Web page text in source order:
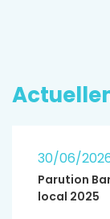
30/06/
Parution
local 2025